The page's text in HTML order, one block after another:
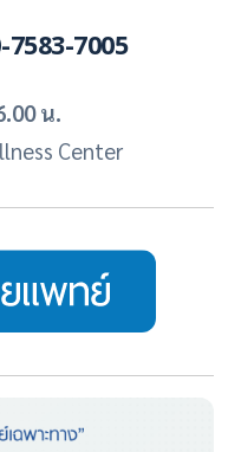
7583-7005
น.
Center